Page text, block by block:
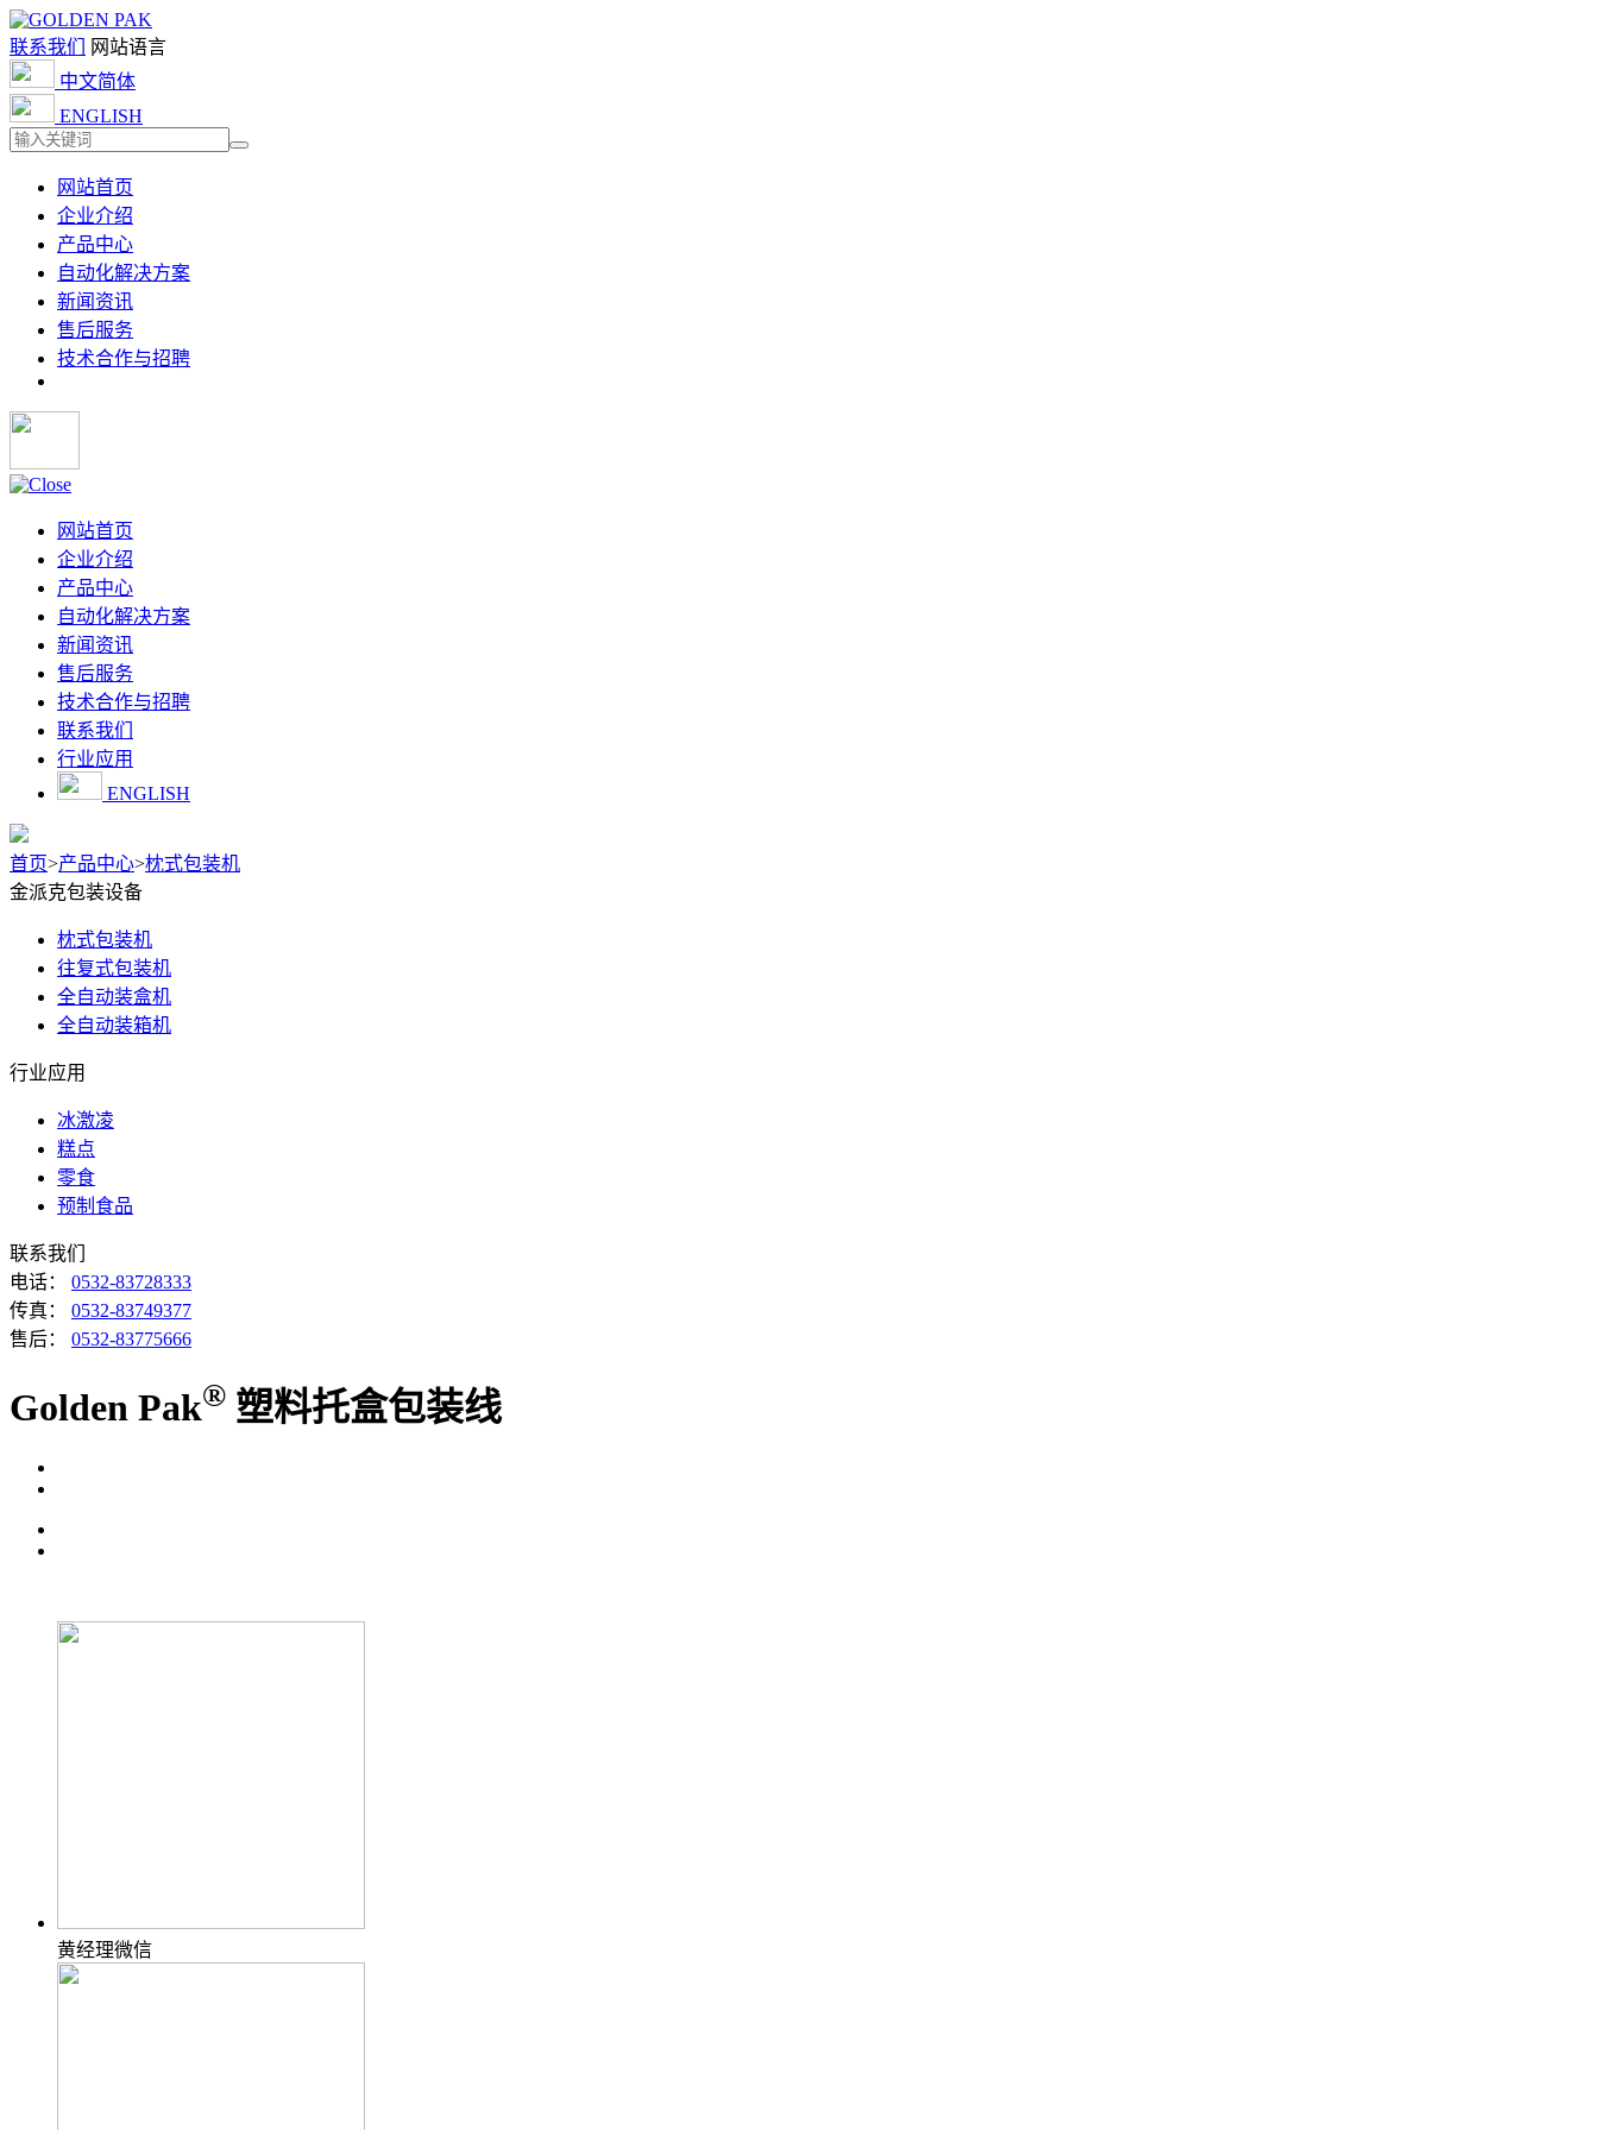
联系我们
网站语言
中文简体
ENGLISH
网站首页
企业介绍
产品中心
自动化解决方案
新闻资讯
售后服务
技术合作与招聘
网站首页
企业介绍
产品中心
自动化解决方案
新闻资讯
售后服务
技术合作与招聘
联系我们
行业应用
ENGLISH
首页>产品中心>枕式包装机
金派克包装设备
枕式包装机
往复式包装机
全自动装盒机
全自动装箱机
行业应用
冰激凌
糕点
零食
预制食品
联系我们
电话： 0532-83728333
传真： 0532-83749377
售后： 0532-83775666
Golden Pak® 塑料托盒包装线
黄经理微信